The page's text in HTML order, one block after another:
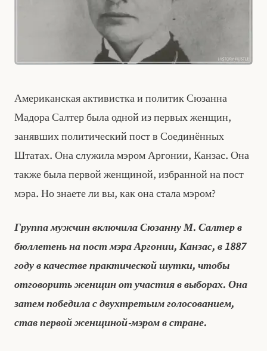
Американская активистка и политик Сюзанна
Мадора Салтер была одной из первых женщин,
занявших политический пост в Соединённых
Штатах. Она служила мэром Аргонии, Канзас. Она
также была первой женщиной, избранной на пост
мэра. Но знаете ли вы, как она стала мэром?
Группа мужчин включила Сюзанну М. Салтер в
бюллетень на пост мэра Аргонии, Канзас, в 1887
году в качестве практической шутки, чтобы
отговорить женщин от участия в выборах. Она
затем победила с двухтретьим голосованием,
став первой женщиной‑мэром в стране.